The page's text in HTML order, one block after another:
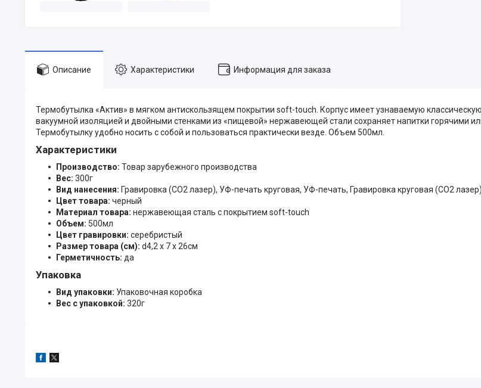
Описание Характеристики Информация для заказа
Термобутылка «Актив» в мягком антискользящем покрытии soft-touch. Корпус имеет узнаваемую
вакуумной изоляцией и двойными стенками из «пищевой» нержавеющей стали сохраняет напитки горячими
Термобутылку удобно носить с собой и пользоваться практически везде. Объем 500мл.
Характеристики
Производство: Товар зарубежного производства
Вес: 300г
Вид нанесения: Гравировка (CO2 лазер), УФ-печать круговая, УФ-печать, Гравировка круговая (CO2
Цвет товара: черный
Материал товара: нержавеющая cталь с покрытием soft-touch
Объем: 500мл
Цвет гравировки: серебристый
Размер товара (см): d4,2 х 7 х 26см
Герметичность: да
Упаковка
Вид упаковки: Упаковочная коробка
Вес с упаковкой: 320г